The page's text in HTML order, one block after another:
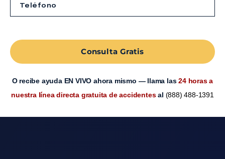
Consulta Gratis
O recibe ayuda EN VIVO ahora mismo — llama las24 horas a
nuestra línea directa gratuita de accidentesal (888) 488-1391